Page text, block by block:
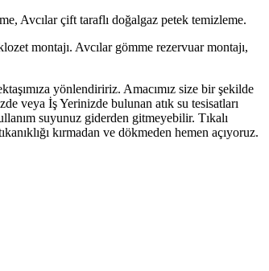
Avcılar çift taraflı doğalgaz petek temizleme.
montajı. Avcılar gömme rezervuar montajı,
yönlendiririz. Amacımız size bir şekilde
veya İş Yerinizde bulunan atık su tesisatları
suyunuz giderden gitmeyebilir. Tıkalı
kırmadan ve dökmeden hemen açıyoruz.